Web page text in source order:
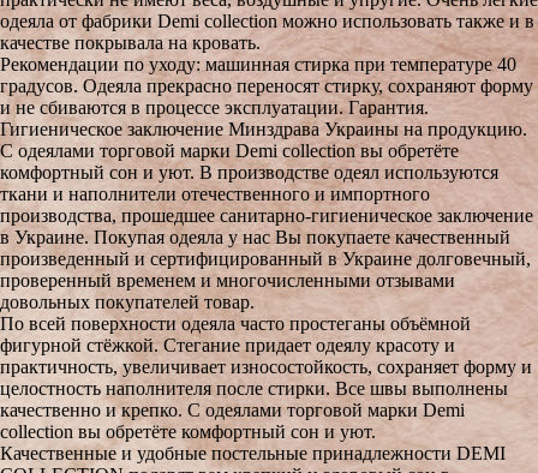
одеяла от фабрики Demi collection можно использовать также и в
качестве покрывала на кровать.
Рекомендации по уходу: машинная стирка при температуре 40
градусов. Одеяла прекрасно переносят стирку, сохраняют форму
и не сбиваются в процессе эксплуатации. Гарантия.
Гигиеническое заключение Минздрава Украины на продукцию.
С одеялами торговой марки Demi collection вы обретёте
комфортный сон и уют. В производстве одеял используются
ткани и наполнители отечественного и импортного
производства, прошедшее санитарно-гигиеническое заключение
в Украине. Покупая одеяла у нас Вы покупаете качественный
произведенный и сертифицированный в Украине долговечный,
проверенный временем и многочисленными отзывами
довольных покупателей товар.
По всей поверхности одеяла часто простеганы объёмной
фигурной стёжкой. Стегание придает одеялу красоту и
практичность, увеличивает износостойкость, сохраняет форму и
целостность наполнителя после стирки. Все швы выполнены
качественно и крепко. С одеялами торговой марки Demi
collection вы обретёте комфортный сон и уют.
Качественные и удобные постельные принадлежности DEMI